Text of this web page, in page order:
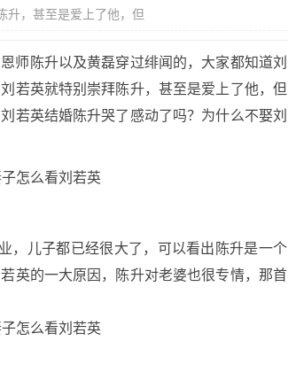
升，甚至是爱上了他，但
师陈升以及黄磊穿过绯闻的，大家都知道刘
若英就特别崇拜陈升，甚至是爱上了他，但
若英结婚陈升哭了感动了吗？为什么不娶刘
，儿子都已经很大了，可以看出陈升是一个
英的一大原因，陈升对老婆也很专情，那首